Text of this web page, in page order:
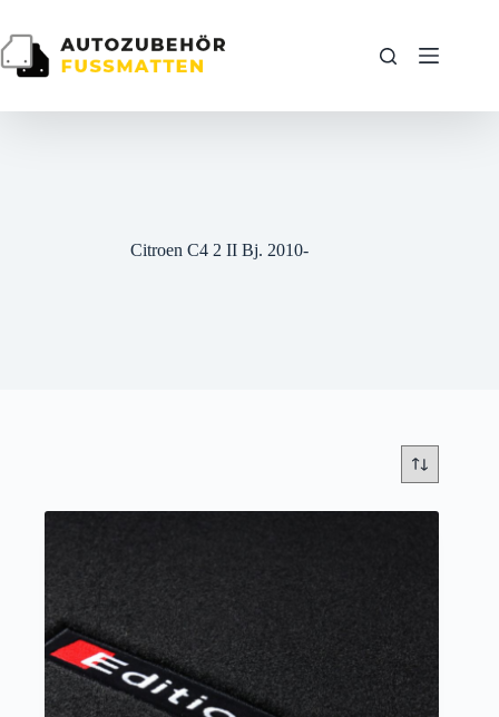
springen
Citroen C4 2 II Bj. 2010-